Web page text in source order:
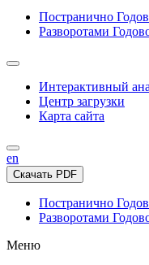
Постранично
Разворотами
Интерактивный
Центр загрузки
Карта сайта
en
Скачать PDF
Постранично
Разворотами
Меню